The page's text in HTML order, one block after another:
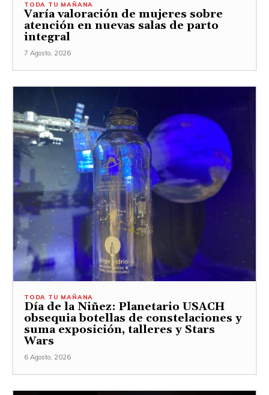
TODA TU MAÑANA
Varía valoración de mujeres sobre
atención en nuevas salas de parto
integral
7 Agosto, 2026
TODA TU MAÑANA
Día de la Niñez: Planetario USACH
obsequia botellas de constelaciones y
suma exposición, talleres y Stars
Wars
6 Agosto, 2026